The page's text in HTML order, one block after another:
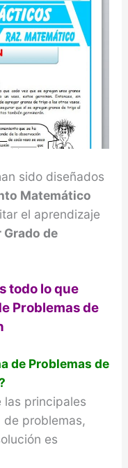
sido diseñados
Matemático
el aprendizaje
Grado de
todo lo que
Problemas de
de Problemas de
las principales
problemas,
es